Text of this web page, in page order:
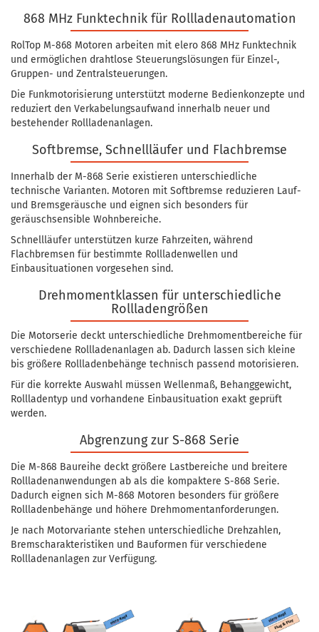
868 MHz Funktechnik für Rollladenautomation
RolTop M-868 Motoren arbeiten mit elero 868 MHz Funktechnik
und ermöglichen drahtlose Steuerungslösungen für Einzel-,
Gruppen- und Zentralsteuerungen.
Die Funkmotorisierung unterstützt moderne Bedienkonzepte und
reduziert den Verkabelungsaufwand innerhalb neuer und
bestehender Rollladenanlagen.
Softbremse, Schnellläufer und Flachbremse
Innerhalb der M-868 Serie existieren unterschiedliche
technische Varianten. Motoren mit Softbremse reduzieren Lauf-
und Bremsgeräusche und eignen sich besonders für
geräuschsensible Wohnbereiche.
Schnellläufer unterstützen kurze Fahrzeiten, während
Flachbremsen für bestimmte Rollladenwellen und
Einbausituationen vorgesehen sind.
Drehmomentklassen für unterschiedliche
Rollladengrößen
Die Motorserie deckt unterschiedliche Drehmomentbereiche für
verschiedene Rollladenanlagen ab. Dadurch lassen sich kleine
bis größere Rollladenbehänge technisch passend motorisieren.
Für die korrekte Auswahl müssen Wellenmaß, Behanggewicht,
Rollladentyp und vorhandene Einbausituation exakt geprüft
werden.
Abgrenzung zur S-868 Serie
Die M-868 Baureihe deckt größere Lastbereiche und breitere
Rollladenanwendungen ab als die kompaktere S-868 Serie.
Dadurch eignen sich M-868 Motoren besonders für größere
Rollladenbehänge und höhere Drehmomentanforderungen.
Je nach Motorvariante stehen unterschiedliche Drehzahlen,
Bremscharakteristiken und Bauformen für verschiedene
Rollladenanlagen zur Verfügung.